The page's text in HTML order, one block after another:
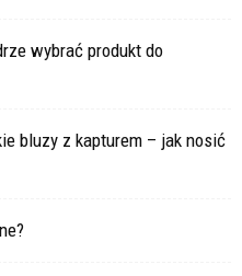
wybrać produkt do
bluzy z kapturem – jak nosić